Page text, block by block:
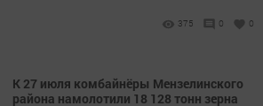
375 0 0
К 27 июля комбайнёры Мензелинского
района намолотили 18 128 тонн зерна